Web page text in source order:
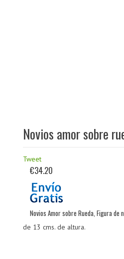
Novios amor sobre
Tweet
€34.20
Novios Amor sobre Rueda, Figura de
de 13 cms. de altura.